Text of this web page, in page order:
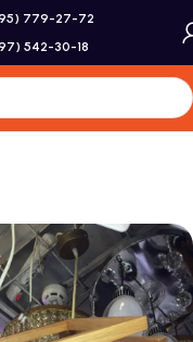
779-27-72
542-30-18